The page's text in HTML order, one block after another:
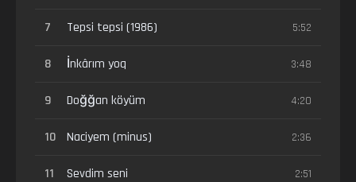
7 Tepsi tepsi (1986) 5:52
8 İnkârım yoq 3:48
9 Doğğan köyüm 4:20
10 Naciyem (minus) 2:36
11 Sevdim seni 2:51